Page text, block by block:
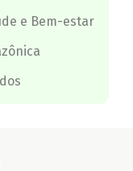
e Bem-estar